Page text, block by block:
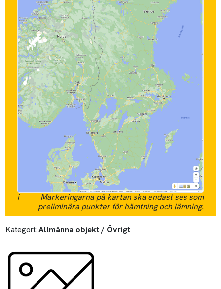
i
Markeringarna på kartan ska endast ses som
preliminära punkter för hämtning och lämning.
Kategori: Allmänna objekt / Övrigt